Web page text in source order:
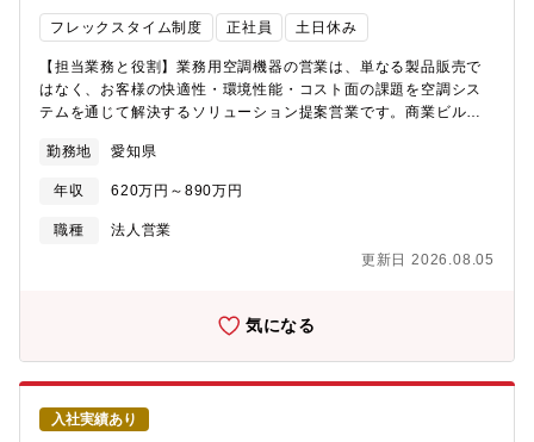
力として活躍いただける経験者はもちろん、将来を担うポテンシ
ャルの高い若手人材を幅広く募集します。【営業部のミッショ
客様に対し、最適な空調システムを提案・販売することで「快適
な空間（空気質）」と「エネルギー効率の高い環境」を実現し、
お客様の経営課題（省エネ、コスト削減、BCP対策など）を解決
すること。快適・省エネ空間のトータルソリューション提案や法
る。【この仕事を通じて得られること】業務用空調機器の営業
動線・使用環境を踏まえ、「快適な空間（空気質）」を設計段階
から形にしていく提案型の営業です。 ・施主・設計事務所・施
を実務を通じて習得でき、設備営業としての市場価値を高めるこ
大きな仕事です。【職場の雰囲気】キャリア入社の社員や若手社
フレックスタイム制度 正社員 土日休み
【担当業務と役割】業務用空調機器の営業は、単なる製品販売で
はなく、お客様の快適性・環境性能・コスト面の課題を空調シス
テムを通じて解決するソリューション提案営業です。商業ビル、
に、建物の用途や使用環境を踏まえ、長寿命・省エネ・安定稼働
を考慮した空調・換気システムの提案を行います。施主・設計事
務所・施工会社など関係者と連携し、仕様検討から導入を見据え
た提案までを担う役割です。【具体的な仕事内容】＜取り扱い商
（GHP）／吸収式冷凍機＜主な業務内容＞ ・業務用空調・換気
スペックイン営業および、サブコン・エネルギー会社向けの物件
別営業 ・ゼネコンに対する階層別営業（本支店・現場）および
スペックイン提案 ・パナソニックグループとしての強み・ネッ
トワークを活かした、施主への直接営業や指名獲得を目的とした
上流営業【募集背景】空調営業において、施主・設計事務所への
上流営業（スペックイン／指名獲得）の強化は、売上拡大・市場
勤務地 愛知県
年収 620万円～890万円
職種
法人営業
更新日 2026.08.05
気になる
入社実績あり